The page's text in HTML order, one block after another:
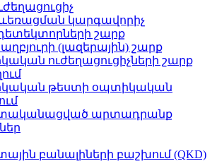
կարգավորիչ
շարք
աղբյուրի (լազերային) շարք
ուժեղացուցիչների շարք
թեստի օպտիկական
արտադրանք
բանալիների բաշխում (QKD)